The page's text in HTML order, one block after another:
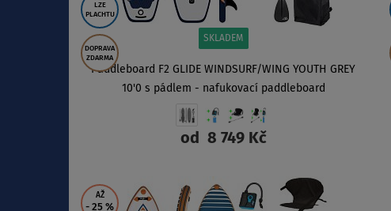
LZE
PLACHTU
DOPRAVA
ZDARMA
SKLADEM
Paddleboard F2 GLIDE WINDSURF/WING YOUTH GREY
10'0 s pádlem - nafukovací paddleboard
od 8 749 Kč
AŽ
- 25 %